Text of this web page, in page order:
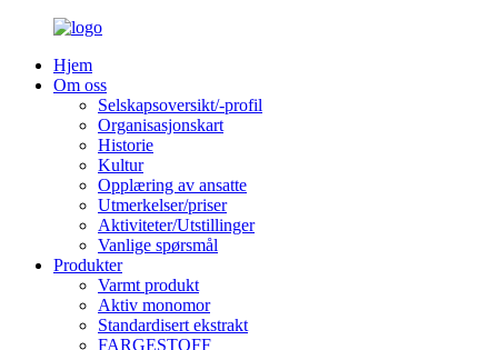
Hjem
Om oss
Selskapsoversikt/-profil
Organisasjonskart
Historie
Kultur
Opplæring av ansatte
Utmerkelser/priser
Aktiviteter/Utstillinger
Vanlige spørsmål
Produkter
Varmt produkt
Aktiv monomor
Standardisert ekstrakt
FARGESTOFF